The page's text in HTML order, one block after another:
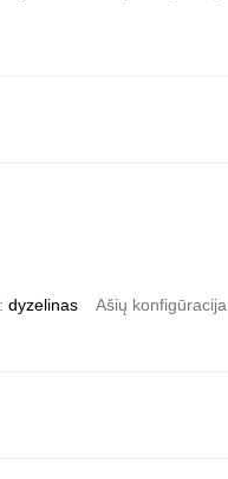
dyzelinas Ašių konfigūracija